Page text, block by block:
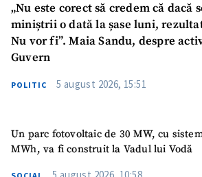
„Nu este corect să credem că dacă
miniștrii o dată la șase luni,
Nu vor fi”. Maia Sandu, despre
Guvern
POLITIC 5 august 2026, 15:51
Un parc fotovoltaic de 30 MW, cu
MWh, va fi construit la Vadul lui Vodă
5 august 2026, 10:58